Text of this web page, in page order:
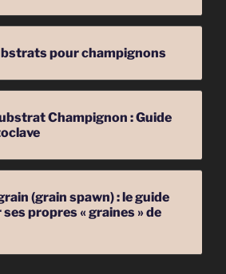
pour champignons
Champignon : Guide
(grain spawn) : le guide
propres « graines » de